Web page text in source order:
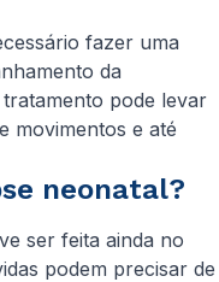
fazer uma
da
pode levar
movimentos e até
neonatal?
ser feita ainda no
podem precisar de